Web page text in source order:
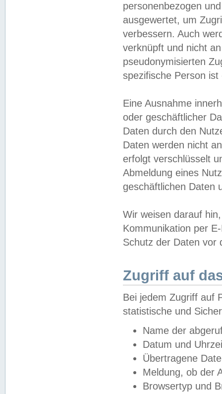
personenbezogen
ausgewertet, um
verbessern. Auch
verknüpft und nicht
pseudonymisierten
spezifische Person
Eine Ausnahme
oder geschäftlicher
Daten durch den
Daten werden nicht
erfolgt verschlüsselt
Abmeldung eines
geschäftlichen Daten
Wir weisen darauf
Kommunikation per
Schutz der Daten vor
Zugriff auf
Bei jedem Zugriff auf
statistische und
Name der
Datum und
Übertragene
Meldung, ob der
Browsertyp und